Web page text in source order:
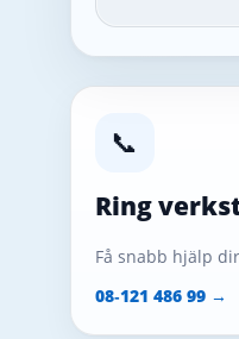
📞
Ring
Få snabb hjälp
08‑121 486 99 →